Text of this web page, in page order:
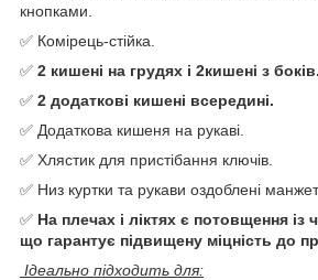
кнопками.
✅ Комірець-стійка.
✅ 2 кишені на грудях і 2кишені з боків.
✅ 2 додаткові кишені всередині.
✅ Додаткова кишеня на рукаві.
✅ Хлястик для пристібання ключів.
✅ Низ куртки та рукави оздоблені
✅ На плечах і ліктях є потовщення із
що гарантує підвищену міцність до
Ідеально підходить для: